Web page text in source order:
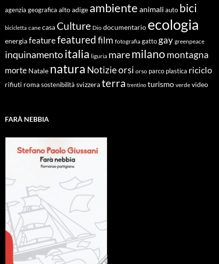
agenzia geografica alto adige ambiente animali auto bici
bicicletta cane casa Culture Dio documentario ecologia
energiafeaturefeaturedfilm fotografia gatto gay greenpeace
inquinamentoitalia liguria maremilano montagna
morte Natale natura Notizieorsi orso parco plastica riciclo
rifiuti roma sostenibilità svizzeraterra trentino turismo verde video
FARÀ NEBBIA